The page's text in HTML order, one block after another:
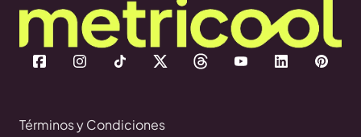
Términos y Condiciones